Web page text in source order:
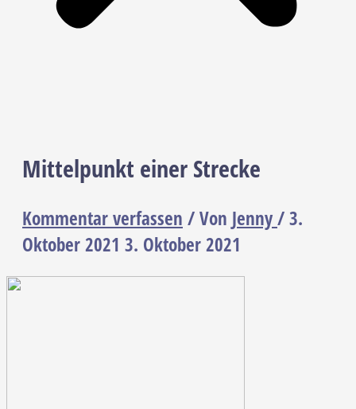
Mittelpunkt einer Strecke
Kommentar verfassen / Von Jenny/3.
Oktober 2021 3. Oktober 2021